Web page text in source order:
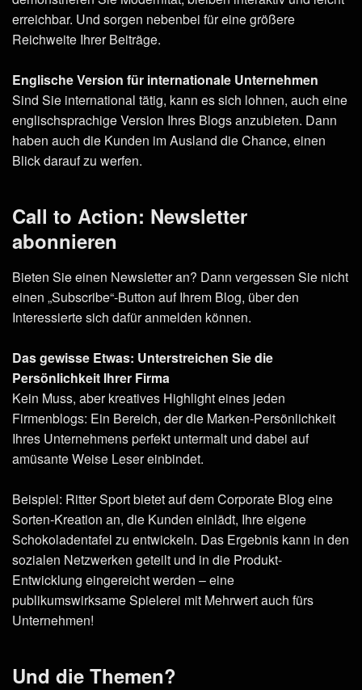
erreichbar. Und sorgen nebenbei für eine größere
Reichweite Ihrer Beiträge.
Englische Version für internationale Unternehmen
Sind Sie international tätig, kann es sich lohnen, auch eine
englischsprachige Version Ihres Blogs anzubieten. Dann
haben auch die Kunden im Ausland die Chance, einen
Blick darauf zu werfen.
Call to Action: Newsletter
abonnieren
Bieten Sie einen Newsletter an? Dann vergessen Sie nicht
einen „Subscribe“-Button auf Ihrem Blog, über den
Interessierte sich dafür anmelden können.
Das gewisse Etwas: Unterstreichen Sie die
Persönlichkeit Ihrer Firma
Kein Muss, aber kreatives Highlight eines jeden
Firmenblogs: Ein Bereich, der die Marken-Persönlichkeit
Ihres Unternehmens perfekt untermalt und dabei auf
amüsante Weise Leser einbindet.
Beispiel: Ritter Sport bietet auf dem Corporate Blog eine
Sorten-Kreation an, die Kunden einlädt, Ihre eigene
Schokoladentafel zu entwickeln. Das Ergebnis kann in den
sozialen Netzwerken geteilt und in die Produkt-
Entwicklung eingereicht werden – eine
publikumswirksame Spielerei mit Mehrwert auch fürs
Unternehmen!
Und die Themen?